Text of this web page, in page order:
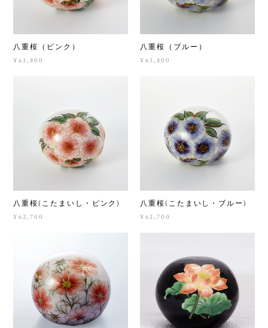
八重桜（ピンク）
¥63,800
八重桜（ブルー）
¥63,800
八重桜(こたまいし・ピンク)
¥62,700
八重桜(こたまいし・ブルー)
¥62,700